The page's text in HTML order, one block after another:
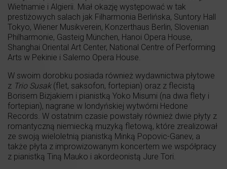
Wietnamie i Algierii. Miał okazję występować w tak
prestiżowych salach jak Filharmonia Berlińska, Suntory Hall
Tokyo, Wiener Musikverein, Konzerthaus Berlin, Slovenian
Philharmonie, Gasteig München, Hanoi Opera House,
Shanghai Oriental Art Center, National Centre of Performing
Arts w Pekinie i Salerno Opera House.
W swoim dorobku posiada również wydawnictwa płytowe
z Trio Susak(flet, saksofon, fortepian) oraz z flecistą
Borisem Bizjakiem i pianistką Yoko Misumi (na dwa flety i
fortepian), nagrane w londyńskiej wytwórni Hedone
Records. W ostatnim czasie powstały również dwie płyty z
romantyczną niemiecką muzyką fletową, które zrealizował
ze swoją wieloletnią pianistką Minką Popovic-Ganev, a
także płyta z improwizowanym koncertem we współpracy
z pianistką Tiną Mauko i akordeonistą Jure Tori.